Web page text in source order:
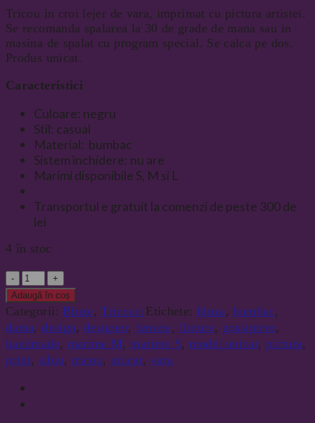
Tricou in croi lejer de vara, imprimat cu pictura artistei.
Se recomanda spalarea la 30 de grade de mana sau in
masina de spalat cu program special. Se calca pe dos.
Produs unicat.
Caracteristici
Culoare: negru
Stil: casual
Material: bumbac
Sistem închidere: nu are
Marimi disponibile S, M si L
Transportul e gratuit la comenzi de peste 300 de
lei
4 în stoc
Cantitate
Adaugă în coș
Categorii: Bluze,Tricouri Etichete: bluza,bumbac,
dama, design, designer, femeie, fluture, gossiptree,
handmade, marime M, marime S, model unicat, pictura,
print, sibiu,tricou, unicat, vara